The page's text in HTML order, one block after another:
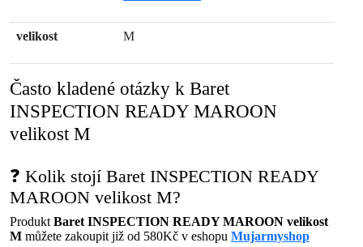
velikost M
Často kladené otázky k Baret
INSPECTION READY MAROON
velikost M
❓ Kolik stojí Baret INSPECTION READY
MAROON velikost M?
Produkt Baret INSPECTION READY MAROON velikost
M můžete zakoupit již od 580Kč v eshopu Mujarmyshop